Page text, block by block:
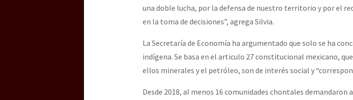
una doble lucha, por la defensa de nuestro territorio y por el
en la toma de decisiones”, agrega Silvia.
La Secretaría de Economía ha argumentado que solo se ha
indígena. Se basa en el articulo 27 constitucional mexicano,
ellos minerales y el petróleo, son de interés social y
Desde 2018, al menos 16 comunidades chontales